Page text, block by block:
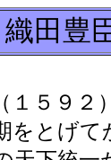
織田豊
５９２
をとげ